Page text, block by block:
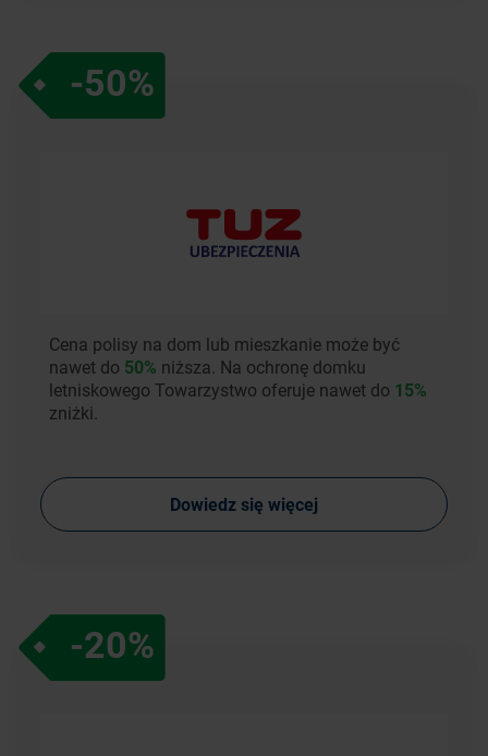
-50%
Cena polisy na dom lub mieszkanie może być
nawet do 50% niższa. Na ochronę domku
letniskowego Towarzystwo oferuje nawet do 15%
zniżki.
Dowiedz się więcej
-20%